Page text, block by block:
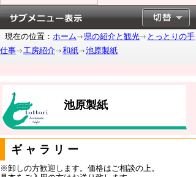
現在の位置： ホーム 県の紹介と観光
とっとりの手
仕事
工房紹介 和紙 池原製紙
池原製紙
ギャラリー
※卸しの方歓迎します。価格はご相談の上。